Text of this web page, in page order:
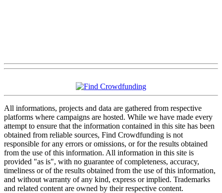
All informations, projects and data are gathered from respective
platforms where campaigns are hosted. While we have made every
attempt to ensure that the information contained in this site has been
obtained from reliable sources, Find Crowdfunding is not
responsible for any errors or omissions, or for the results obtained
from the use of this information. All information in this site is
provided "as is", with no guarantee of completeness, accuracy,
timeliness or of the results obtained from the use of this information,
and without warranty of any kind, express or implied. Trademarks
and related content are owned by their respective content.